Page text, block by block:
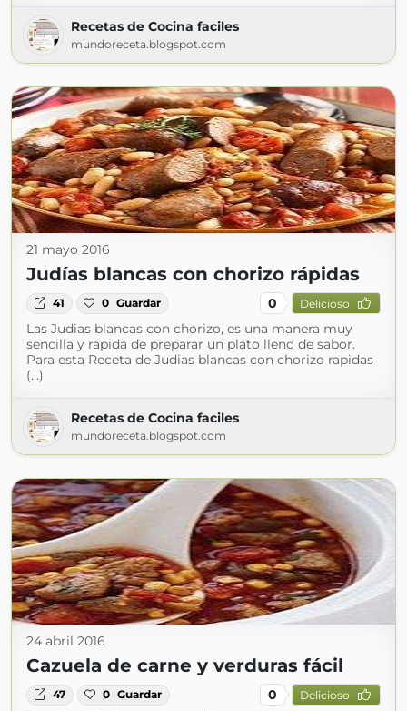
Recetas de Cocina faciles
mundoreceta.blogspot.com
21 mayo 2016
Judías blancas con chorizo rápidas
41 0 Guardar 0 Delicioso
Las Judias blancas con chorizo, es una manera muy
sencilla y rápida de preparar un plato lleno de sabor.
Para esta Receta de Judias blancas con chorizo rapidas
(...)
Recetas de Cocina faciles
mundoreceta.blogspot.com
24 abril 2016
Cazuela de carne y verduras fácil
47 0 Guardar 0 Delicioso